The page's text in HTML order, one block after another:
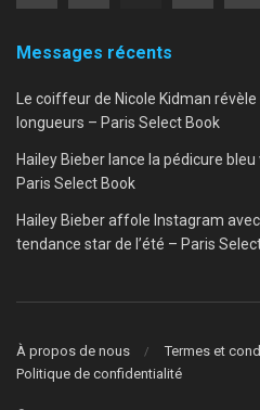
Messages récents
Le coiffeur de Nicole Kidman
longueurs – Paris Select Book
Hailey Bieber lance la pédicure
Paris Select Book
Hailey Bieber affole Instagram
tendance star de l’été – Paris
À propos de nous
Termes et
Politique de confidentialité